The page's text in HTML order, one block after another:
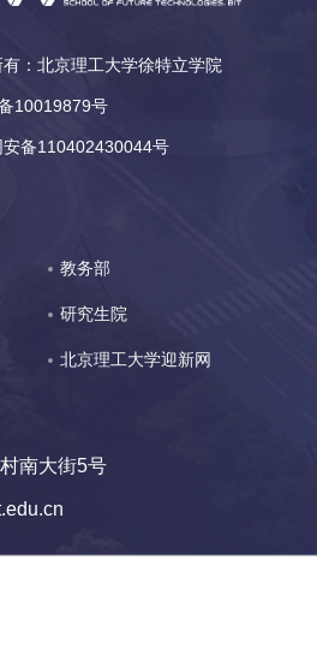
有：北京理工大学徐特立学院
10019879号
安备110402430044号
教务部
研究生院
北京理工大学迎新网
南大街5号